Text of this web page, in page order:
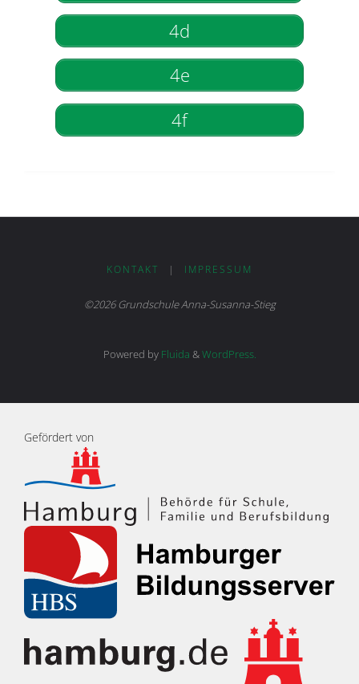
4d
4e
4f
KONTAKT | IMPRESSUM
©2026 Grundschule Anna-Susanna-Stieg
Powered byFluida &WordPress.
Gefördert von